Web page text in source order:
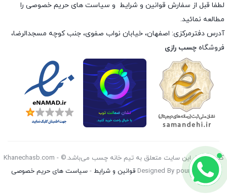
لطفا قبل از سفارش قوانین و شرایط و سیاست های حریم خصوصی را
مطالعه نمائید.
آدرس دفترمرکزی: اصفهان، خیابان نواب صفوی، جنب کوچه مسجدالرضا،
فروشگاه چسب رازی
کليه حقوق اين سايت متعلق به تیم خانه چسب می‌باشد.© Khanechasb.com -
Designed By pouryan 2026 قوانین و شرایط - سیاست های حریم خصوصی